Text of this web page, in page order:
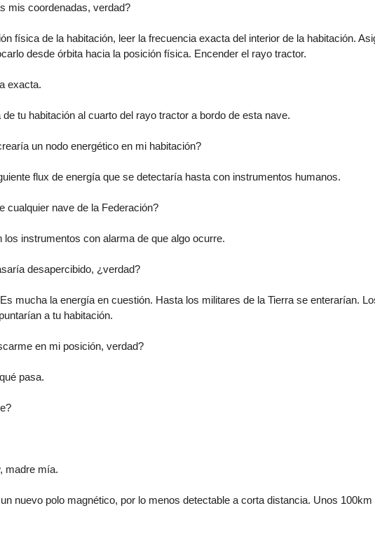
mis coordenadas, verdad?
física de la habitación, leer la frecuencia exacta del interior de la habitación.
desde órbita hacia la posición física. Encender el rayo tractor.
exacta.
tu habitación al cuarto del rayo tractor a bordo de esta nave.
un nodo energético en mi habitación?
flux de energía que se detectaría hasta con instrumentos humanos.
cualquier nave de la Federación?
los instrumentos con alarma de que algo ocurre.
desapercibido, ¿verdad?
mucha la energía en cuestión. Hasta los militares de la Tierra se enterarían.
a tu habitación.
en mi posición, verdad?
pasa.
madre mía.
nuevo polo magnético, por lo menos detectable a corta distancia. Unos 100km